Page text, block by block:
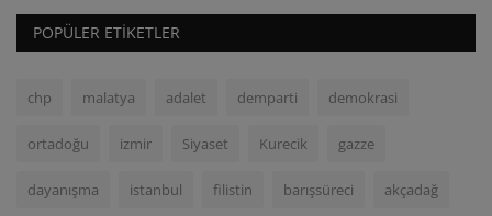
POPÜLER ETIKETLER
chp malatya adalet demparti demokrasi
ortadoğu izmir Siyaset Kurecik gazze
dayanışma istanbul filistin barışsüreci akçadağ